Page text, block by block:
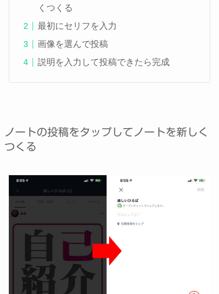
くつくる
最初にセリフを入力
画像を選んで投稿
説明を入力して投稿できたら完成
ノートの投稿をタップしてノートを新しく
つくる